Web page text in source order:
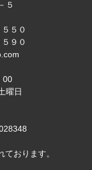
５
５０
９０
00
曜日
おります。